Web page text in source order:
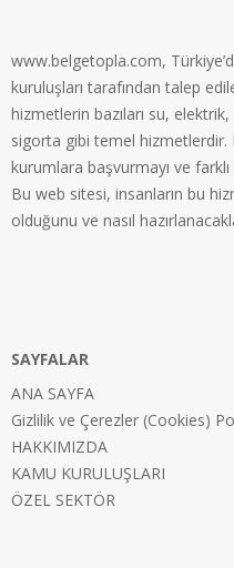
www.belgetopla.com,
kuruluşları tarafından talep
hizmetlerin bazıları su,
sigorta gibi temel hizmetlerdir.
kurumlara başvurmayı ve
Bu web sitesi, insanların bu
olduğunu ve nasıl
SAYFALAR
ANA SAYFA
Gizlilik ve Çerezler (Cookies)
HAKKIMIZDA
KAMU KURULUŞLARI
ÖZEL SEKTÖR